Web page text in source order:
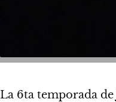
La 6ta temporada de